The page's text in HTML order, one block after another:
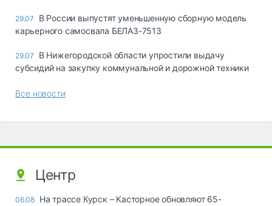
29.07
В России выпустят уменьшенную сборную модель
карьерного самосвала БЕЛАЗ-7513
29.07
В Нижегородской области упростили выдачу
субсидий на закупку коммунальной и дорожной техники
Все новости
Центр
06.08 На трассе Курск – Касторное обновляют 65-